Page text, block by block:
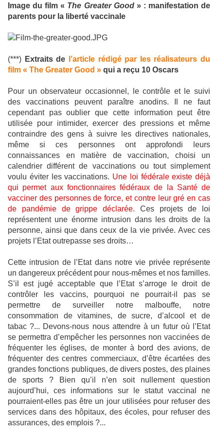
Image du film « The Greater Good» : manifestation de
parents pour la liberté vaccinale
(***) Extraits de
l’article rédigé par les réalisateurs du
film « The Greater Good » qui a reçu 10 Oscars
Pour un observateur occasionnel, le contrôle et le suivi
des vaccinations peuvent paraître anodins. Il ne faut
cependant pas oublier que cette information peut être
utilisée pour intimider, exercer des pressions et même
contraindre des gens à suivre les directives nationales,
même si ces personnes ont approfondi leurs
connaissances en matière de vaccination, choisi un
calendrier différent de vaccinations ou tout simplement
voulu éviter les vaccinations. Une loi fédérale existe déjà
qui permet aux fonctionnaires fédéraux de la Santé de
vacciner des personnes de force, et contre leur gré en cas
de pandémie de grippe déclarée. Ces projets de loi
représentent une énorme intrusion dans les droits de la
personne, ainsi que dans ceux de la vie privée. Avec ces
projets l’Etat outrepasse ses droits…
Cette intrusion de l’Etat dans notre vie privée représente
un dangereux précédent pour nous-mêmes et nos familles.
S’il est jugé acceptable que l’Etat s’arroge le droit de
contrôler les vaccins, pourquoi ne pourrait-il pas se
permettre de surveiller notre malbouffe, notre
consommation de vitamines, de sucre, d’alcool et de
tabac ?... Devons-nous nous attendre à un futur où l’Etat
se permettra d’empêcher les personnes non vaccinées de
fréquenter les églises, de monter à bord des avions, de
fréquenter des centres commerciaux, d’être écartées des
grandes fonctions publiques, de divers postes, des plaines
de sports ? Bien qu’il n’en soit nullement question
aujourd’hui, ces informations sur le statut vaccinal ne
pourraient-elles pas être un jour utilisées pour refuser des
services dans des hôpitaux, des écoles, pour refuser des
assurances, des emplois ?...